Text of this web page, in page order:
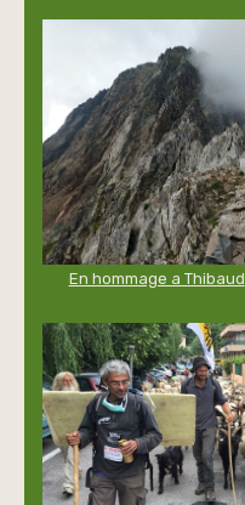
En hommage a Thibaud